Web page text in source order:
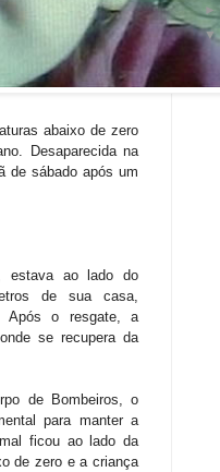
abaixo de zero
Desaparecida na
de sábado após um
estava ao lado do
de sua casa,
Após o resgate, a
se recupera da
de Bombeiros, o
para manter a
ficou ao lado da
de zero e a criança
►
▼